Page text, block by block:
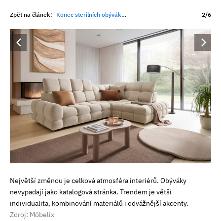
Zpět na článek: Konec sterilních obýváků. Trendy roku 2026 přejí barvám, oblým tvarům a pohodlí 2/6
Největší změnou je celková atmosféra interiérů. Obýváky
nevypadají jako katalogová stránka. Trendem je větší
individualita, kombinování materiálů i odvážnější akcenty.
Zdroj: Möbelix